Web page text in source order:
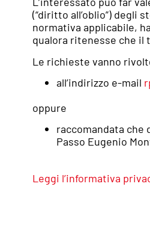
(“diritto all’oblio”)
normativa applicabile,
qualora ritenesse che
Le richieste vanno
all’indirizzo e-mail
oppure
raccomandata che
Passo Eugenio
Leggi l’informativa